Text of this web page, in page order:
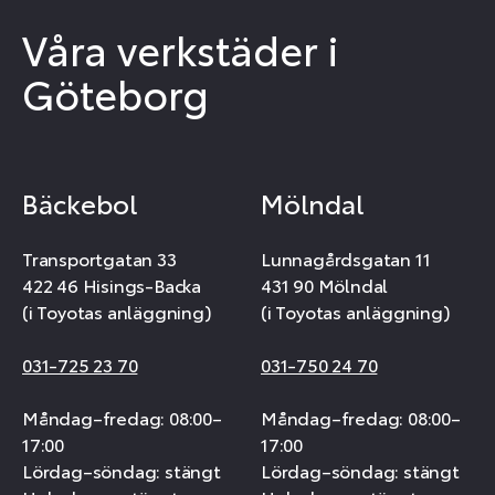
Våra verkstäder i
Göteborg
Bäckebol
Transportgatan 33
422 46 Hisings-Backa
(i Toyotas anläggning)
031-725 23 70
Måndag–fredag: 08:00–
17:00
Lördag–söndag: stängt
Mölndal
Lunnagårdsgatan 11
431 90 Mölndal
(i Toyotas anläggning)
031-750 24 70
Måndag–fredag: 08:00–
17:00
Lördag–söndag: stängt